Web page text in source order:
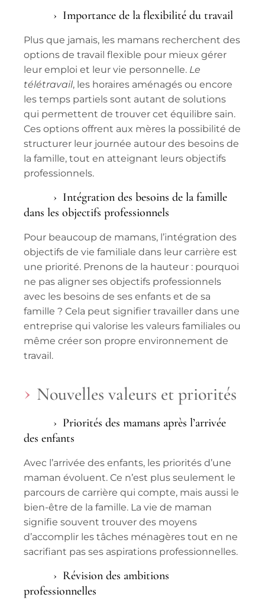
Importance de la flexibilité du travail
Plus que jamais, les mamans recherchent des
options de travail flexible pour mieux gérer
leur emploi et leur vie personnelle. Le
télétravail, les horaires aménagés ou encore
les temps partiels sont autant de solutions
qui permettent de trouver cet équilibre sain.
Ces options offrent aux mères la possibilité de
structurer leur journée autour des besoins de
la famille, tout en atteignant leurs objectifs
professionnels.
Intégration des besoins de la famille
dans les objectifs professionnels
Pour beaucoup de mamans, l’intégration des
objectifs de vie familiale dans leur carrière est
une priorité. Prenons de la hauteur : pourquoi
ne pas aligner ses objectifs professionnels
avec les besoins de ses enfants et de sa
famille ? Cela peut signifier travailler dans une
entreprise qui valorise les valeurs familiales ou
même créer son propre environnement de
travail.
Nouvelles valeurs et priorités
Priorités des mamans après l’arrivée
des enfants
Avec l’arrivée des enfants, les priorités d’une
maman évoluent. Ce n’est plus seulement le
parcours de carrière qui compte, mais aussi le
bien-être de la famille. La vie de maman
signifie souvent trouver des moyens
d’accomplir les tâches ménagères tout en ne
sacrifiant pas ses aspirations professionnelles.
Révision des ambitions
professionnelles